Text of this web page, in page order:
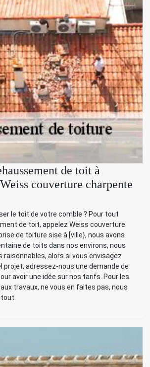
de toit à
couverture charpente
le toit de votre comble ? Pour tout
de toit, appelez Weiss couverture
de toiture sise à [ville}, nous avons
de toits dans nos environs, nous
alors si vous envisagez
projet, adressez-nous une demande de
avoir une idée sur nos tarifs. Pour les
travaux, ne vous en faites pas, nous